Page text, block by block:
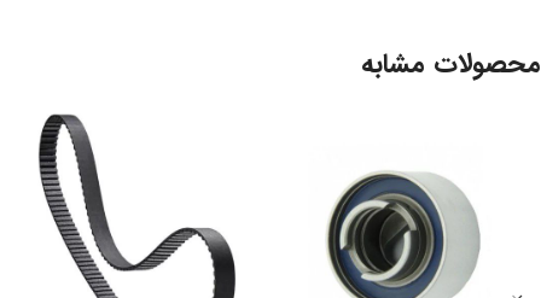
محصولات مشابه